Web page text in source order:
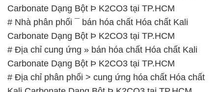
Carbonate Dạng Bột Þ K2CO3 tại TP.HCM
# Nhà phân phối ¯ bán hóa chất Hóa chất Kali
Carbonate Dạng Bột Þ K2CO3 tại TP.HCM
# Địa chỉ cung ứng » bán hóa chất Hóa chất Kali
Carbonate Dạng Bột Þ K2CO3 tại TP.HCM
# Địa chỉ phân phối > cung ứng hóa chất Hóa chất